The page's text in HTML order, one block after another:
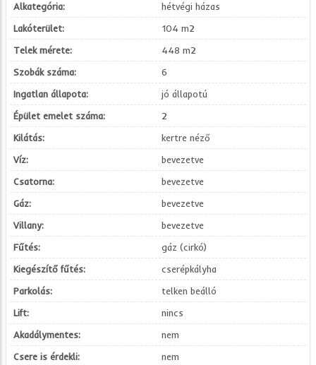
Alkategória:
hétvégi házas
Lakóterület:
104 m2
Telek mérete:
448 m2
Szobák száma:
6
Ingatlan állapota:
jó állapotú
Épület emelet száma:
2
Kilátás:
kertre néző
Víz:
bevezetve
Csatorna:
bevezetve
Gáz:
bevezetve
Villany:
bevezetve
Fűtés:
gáz (cirkó)
Kiegészítő fűtés:
cserépkályha
Parkolás:
telken beálló
Lift:
nincs
Akadálymentes:
nem
Csere is érdekli:
nem